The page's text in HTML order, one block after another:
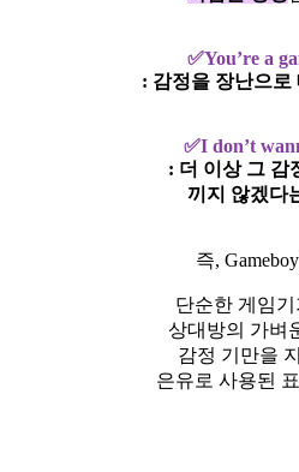
✅You’re a
: 감정을 장난으로
✅I don’t
: 더 이상 그 감
끼지 않겠다
즉,
단순한 게임
상대방의 가벼
감정 기만을
은유로 사용된